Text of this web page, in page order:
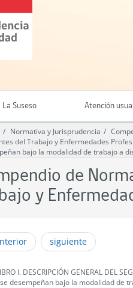
La Suseso Atención
Normativa y Jurisprudencia
del Trabajo y Enfermedades
bajo la modalidad de trabajo a
de
y
siguiente
I. DESCRIPCIÓN GENERAL DEL
desempeñan bajo la modalidad de